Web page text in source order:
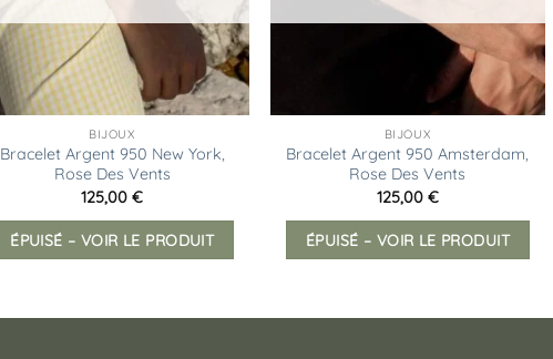
BIJOUX
Bracelet Argent 950 New York,
Rose Des Vents
125,00€
ÉPUISÉ – VOIR LE PRODUIT
BIJOUX
Bracelet Argent 950 Amsterdam,
Rose Des Vents
125,00 €
ÉPUISÉ – VOIR LE PRODUIT